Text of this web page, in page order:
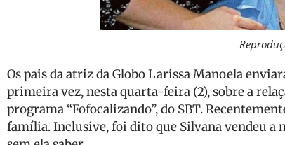
Os pais da atriz da Globo Larissa Manoela
primeira vez, nesta quarta-feira (2), sobre a
programa “Fofocalizando”, do SBT.
família. Inclusive, foi dito que Silvana vendeu a